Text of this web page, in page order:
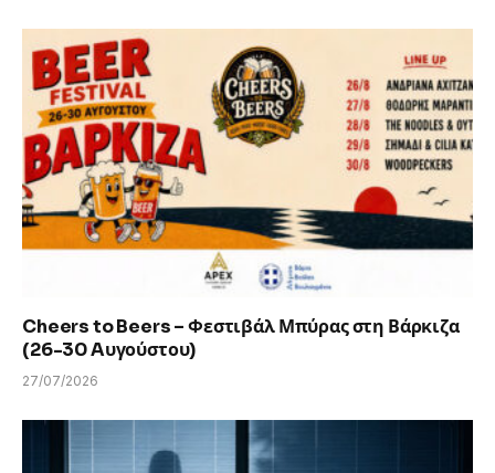
Cheers to Beers – Φεστιβάλ Μπύρας στη Βάρκιζα
(26-30 Aυγούστου)
27/07/2026